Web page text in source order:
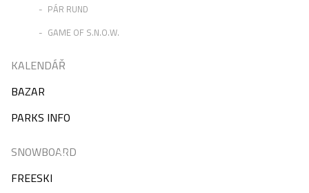
PÁR RUND
GAME OF S.N.O.W.
KALENDÁŘ
BAZAR
PARKS INFO
SNOWBOARD
FREESKI